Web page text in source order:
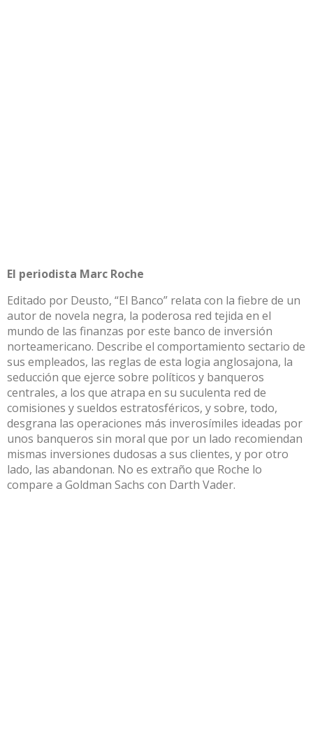
El periodista Marc Roche
Editado por Deusto, “El Banco” relata con la fiebre de un
autor de novela negra, la poderosa red tejida en el
mundo de las finanzas por este banco de inversión
norteamericano. Describe el comportamiento sectario de
sus empleados, las reglas de esta logia anglosajona, la
seducción que ejerce sobre políticos y banqueros
centrales, a los que atrapa en su suculenta red de
comisiones y sueldos estratosféricos, y sobre, todo,
desgrana las operaciones más inverosímiles ideadas por
unos banqueros sin moral que por un lado recomiendan
mismas inversiones dudosas a sus clientes, y por otro
lado, las abandonan. No es extraño que Roche lo
compare a Goldman Sachs con Darth Vader.